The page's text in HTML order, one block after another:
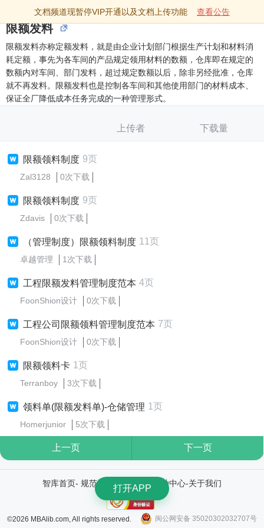
文档频道现暂停VIP开通以及文档上传功能 查看公告
限额发料
限额发料亦称定额发料，就是由企业计划部门根据生产计划和材料消
耗定额，事先为各车间的产品规定领用材料的数额，仓库即在规定的
数额内对车间、部门发料，超过规定数额以后，除非另经批准，仓库
就不再发料。限额发料也是控制各车间和其他使用部门的材料成本、
保证全厂降低成本任务完成的一种管理形式。
上传者 下载量
限额领料制度 9页
Zal3128 0次下载
限额领料制度 9页
Zdavis 0次下载
（管理制度）限额领料制度 11页
卓越管理 1次下载
工程限额发料管理制度范本 4页
FoonShion设计 0次下载
工程公司限额领料管理制度范本 7页
FoonShion设计 0次下载
限额领料卡 1页
Terranboy 3次下载
领料单(限额发料单)-仓储管理 1页
Homerjunior 5次下载
上一页 下一页
智库首页- 规范协议 -权利通知- 帮助中心-关于我们
©2026 MBAlib.com, All rights reserved. 闽公网安备 35020302032707号
打开APP